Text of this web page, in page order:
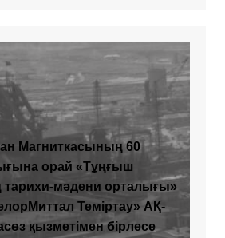
Магниткасының 60
орай «Тұңғыш
тарихи-мәдени орталығы»
Теміртау» АҚ-
қызметімен бірлесе